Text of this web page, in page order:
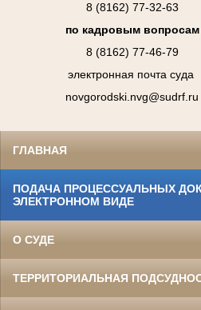
8 (8162) 77-32-63
по кадровым вопросам
8 (8162) 77-46-79
электронная почта суда
novgorodski.nvg@sudrf.ru
ГЛАВНАЯ
ПОДАЧА ПРОЦЕССУАЛЬНЫХ
ЭЛЕКТРОННОМ ВИДЕ
О СУДЕ
ТЕРРИТОРИАЛЬНАЯ